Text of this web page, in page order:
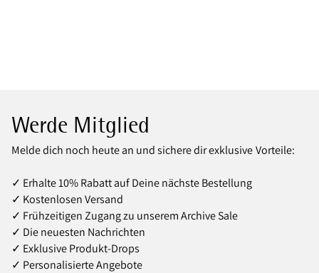
Werde Mitglied
Melde dich noch heute an und sichere dir exklusive Vorteile:
✓ Erhalte 10% Rabatt auf Deine nächste Bestellung
✓ Kostenlosen Versand
✓ Frühzeitigen Zugang zu unserem Archive Sale
✓ Die neuesten Nachrichten
✓ Exklusive Produkt‑Drops
✓ Personalisierte Angebote